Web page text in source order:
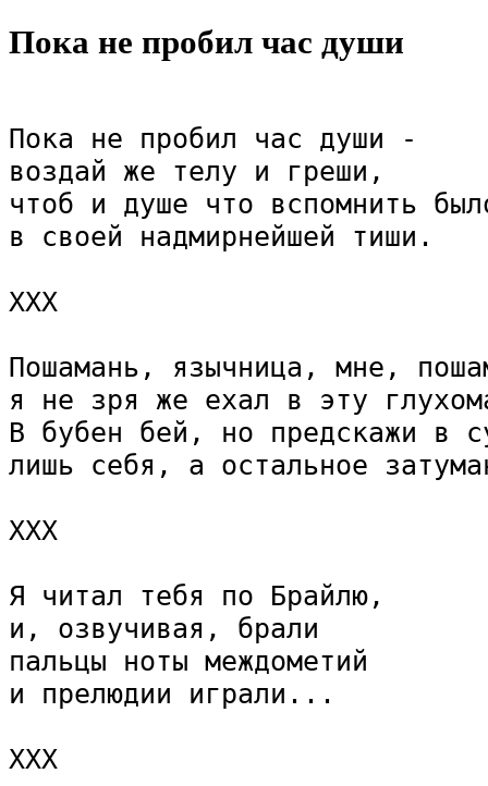
Пока не пробил час души
Пока не пробил час души -
воздай же телу и греши,
чтоб и душе что вспомнить
в своей надмирнейшей тиши.
ХХХ
Пошамань, язычница, мне,
я не зря же ехал в эту
В бубен бей, но предскажи в
лишь себя, а остальное
ХХХ
Я читал тебя по Брайлю,
и, озвучивая, брали
пальцы ноты междометий
и прелюдии играли...
ХХХ